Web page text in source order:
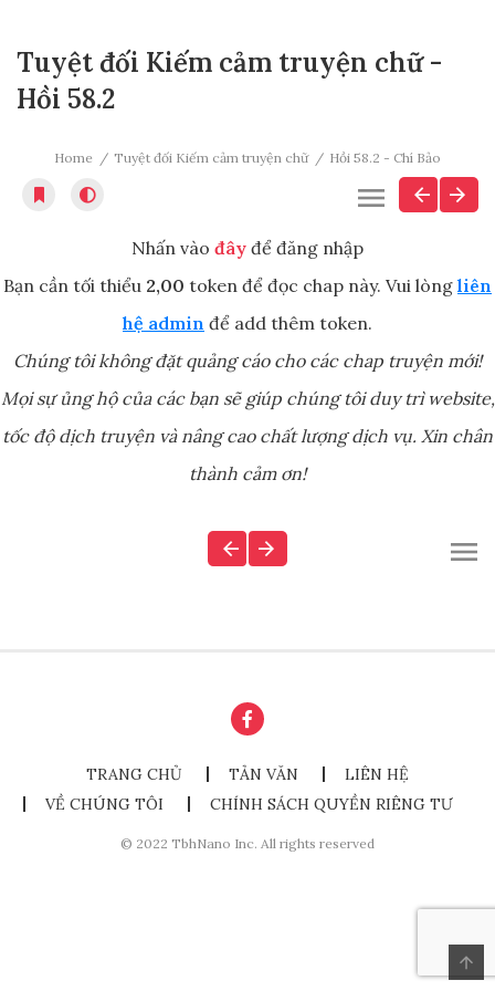
Tuyệt đối Kiếm cảm truyện chữ -
Hồi 58.2
Home Tuyệt đối Kiếm cảm truyện chữ Hồi 58.2 - Chí Bảo
Nhấn vào đây để đăng nhập
Bạn cần tối thiểu 2,00 token để đọc chap này. Vui lòng liên
hệ admin để add thêm token.
Chúng tôi không đặt quảng cáo cho các chap truyện mới!
Mọi sự ủng hộ của các bạn sẽ giúp chúng tôi duy trì website,
tốc độ dịch truyện và nâng cao chất lượng dịch vụ. Xin chân
thành cảm ơn!
TRANG CHỦ TẢN VĂN
LIÊN HỆ
VỀ CHÚNG TÔI
CHÍNH SÁCH QUYỀN RIÊNG TƯ
© 2022 TbhNano Inc. All rights reserved